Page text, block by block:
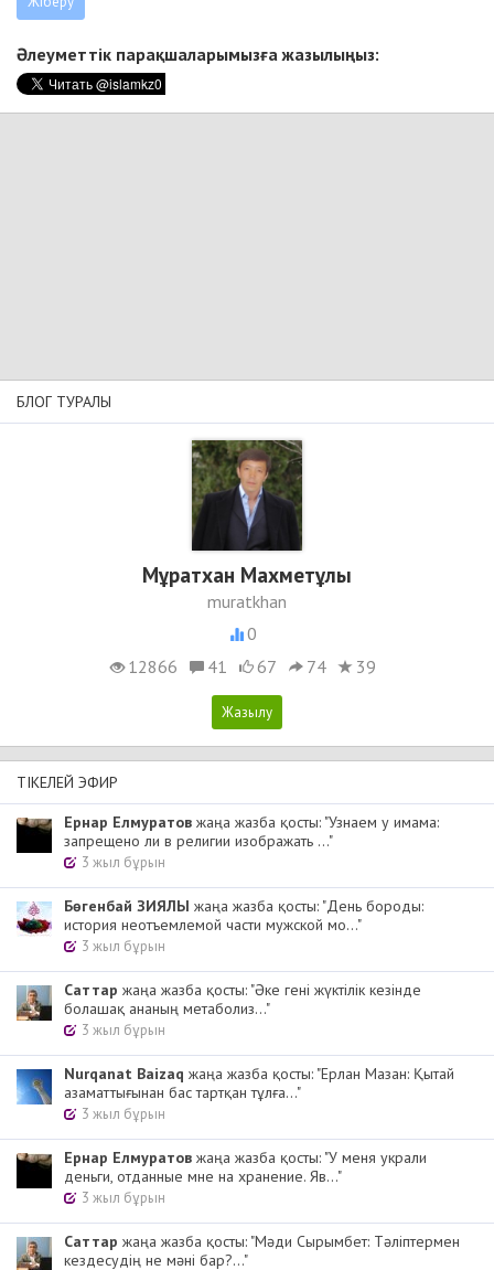
Әлеуметтік парақшаларымызға жазылыңыз:
БЛОГ ТУРАЛЫ
Мұратхан Махметұлы
muratkhan
0
12866
41 67 74 39
ТІКЕЛЕЙ ЭФИР
Ернар Елмуратов жаңа жазба қосты: "Узнаем у имама:
запрещено ли в религии изображать ..."
3 жыл бұрын
Бөгенбай ЗИЯЛЫ жаңа жазба қосты: "День бороды:
история неотъемлемой части мужской мо..."
3 жыл бұрын
Cаттар жаңа жазба қосты: "Әке гені жүктілік кезінде
болашақ ананың метаболиз..."
3 жыл бұрын
Nurqanat Baizaq жаңа жазба қосты: "Ерлан Мазан: Қытай
азаматтығынан бас тартқан тұлға..."
3 жыл бұрын
Ернар Елмуратов жаңа жазба қосты: "У меня украли
деньги, отданные мне на хранение. Яв..."
3 жыл бұрын
Cаттар жаңа жазба қосты: "Мәди Сырымбет: Тәліптермен
кездесудің не мәні бар?..."